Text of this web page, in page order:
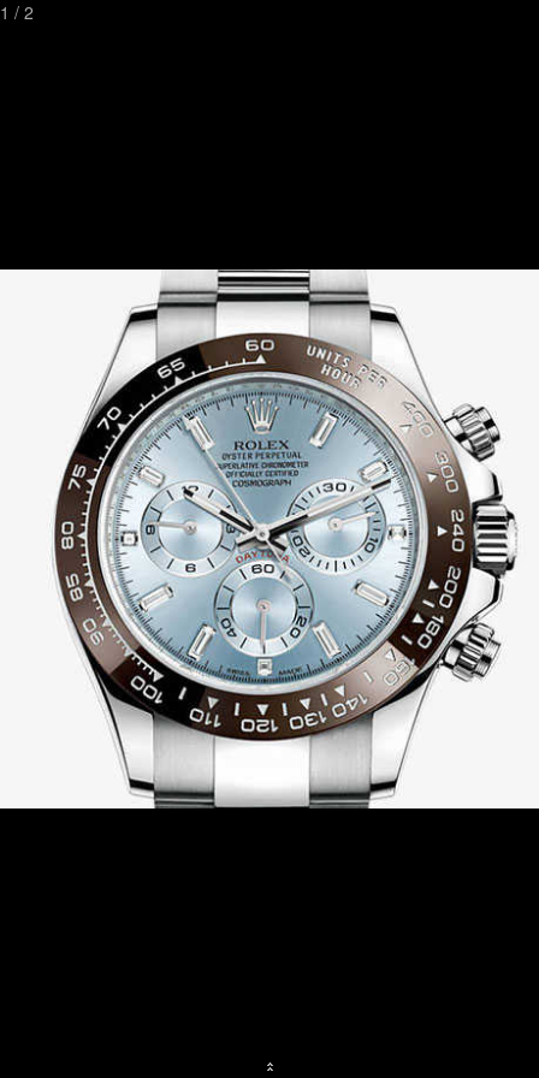
Watchstreetเป็นเวปไซต์ที่ดีที่สุดที่คุณสามารถค้นหานาฬิกาหรูและมี
ที่ทันสมัยที่สุดในด้านการค้นหานาฬิกา
พร้อมกับความคิดเห็นและภาพถ่ายจากเจ้าของนาฬิกา
ติดต่อเรา
ร่วมงานกับเรา
1 / 2